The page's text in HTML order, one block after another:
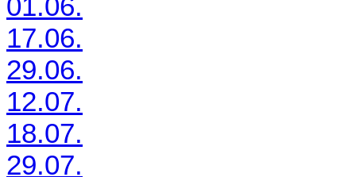
17.06.
29.06.
12.07.
18.07.
29.07.